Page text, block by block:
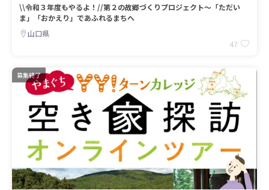
\\令和３年度もやるよ！//第２の故郷づくりプロジェクト～「ただい
ま」「おかえり」であふれるまちへ
山口県
47
募集終了